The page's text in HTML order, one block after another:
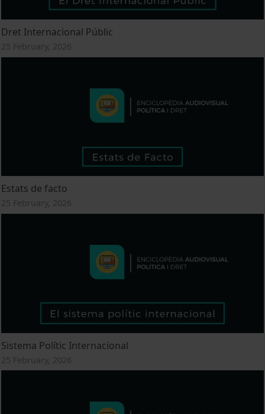
Dret Internacional Públic
25 February, 2026
Estats de facto
25 February, 2026
Sistema Polític Internacional
25 February, 2026